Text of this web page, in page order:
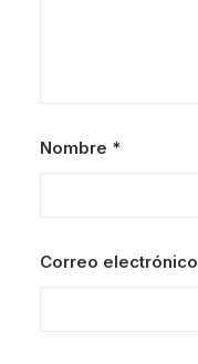
Nombre *
Correo electrónico